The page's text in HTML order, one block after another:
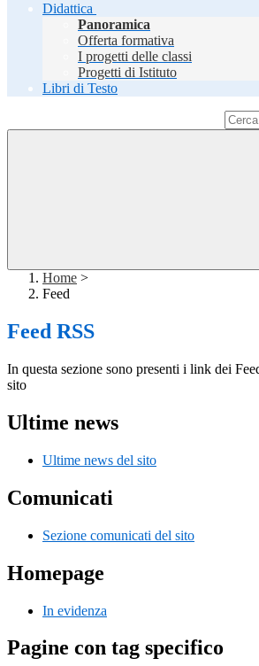
Didattica
Panoramica
Offerta formativa
I progetti delle classi
Progetti di Istituto
Libri di Testo
Home >
Feed
Feed RSS
In questa sezione sono presenti i link dei
sito
Ultime news
Ultime news del sito
Comunicati
Sezione comunicati del sito
Homepage
In evidenza
Pagine con tag specifico